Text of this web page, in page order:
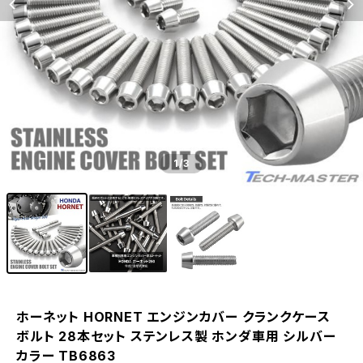
1/3
ホーネット HORNET エンジンカバー クランクケース
ボルト 28本セット ステンレス製 ホンダ車用 シルバー
カラー TB6863